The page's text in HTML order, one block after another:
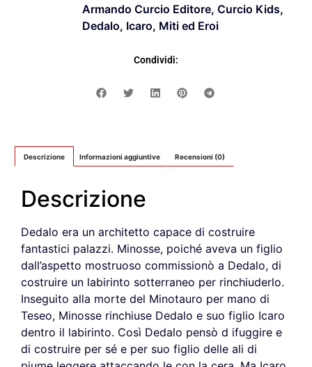
Armando Curcio Editore, Curcio Kids,
Dedalo, Icaro, Miti ed Eroi
Condividi:
Descrizione Informazioni aggiuntive Recensioni (0)
Descrizione
Dedalo era un architetto capace di costruire
fantastici palazzi. Minosse, poiché aveva un figlio
dall’aspetto mostruoso commissionò a Dedalo, di
costruire un labirinto sotterraneo per rinchiuderlo.
Inseguito alla morte del Minotauro per mano di
Teseo, Minosse rinchiuse Dedalo e suo figlio Icaro
dentro il labirinto. Così Dedalo pensò d ifuggire e
di costruire per sé e per suo figlio delle ali di